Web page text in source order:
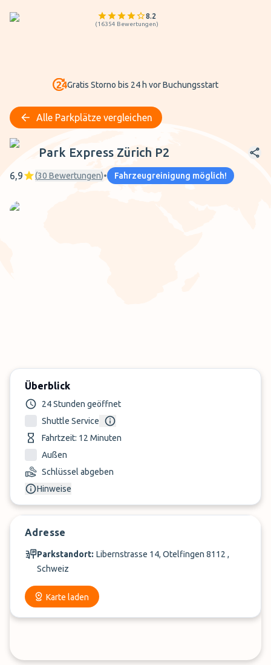
8.2
(16354 Bewertungen)
Gratis Storno bis 24 h vor Buchungsstart
Alle Parkplätze vergleichen
Park Express Zürich P2
Park Express Zürich P2
6,9 (30 Bewertungen)• Fahrzeugreinigung möglich!
Überblick
24 Stunden geöffnet
Shuttle Service
Fahrtzeit: 12 Minuten
Außen
Schlüssel abgeben
Hinweise
Adresse
Parkstandort: Libernstrasse 14, Otelfingen 8112 ,
Schweiz
Karte laden